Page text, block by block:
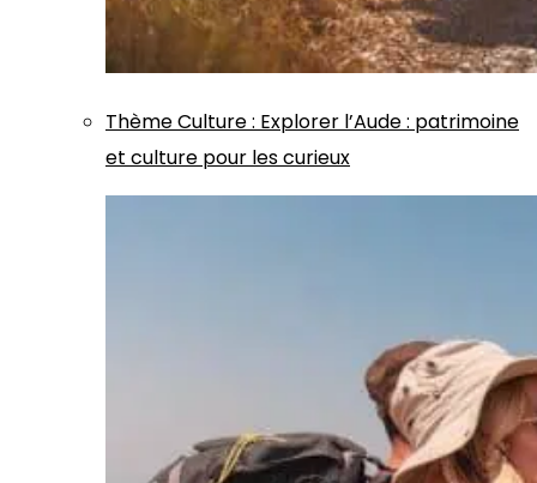
ThèmeCulture: Explorer l’Aude : patrimoine
et culture pour les curieux